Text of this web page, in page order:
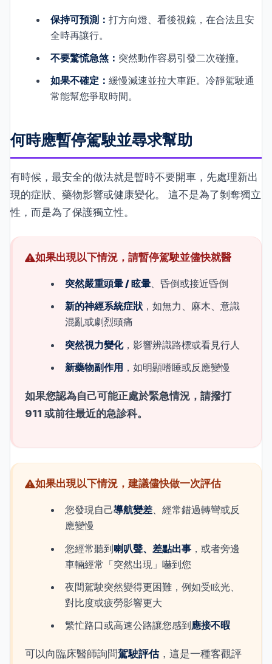
保持可預測： 打方向燈、看後視鏡，在合法且安
全時再讓行。
不要驚慌急煞： 突然動作容易引發二次碰撞。
如果不確定： 緩慢減速並拉大車距。冷靜駕駛通
常能幫您爭取時間。
何時應暫停駕駛並尋求幫助
有時候，最安全的做法就是暫時不要開車，先處理新出
現的症狀、藥物影響或健康變化。 這不是為了剝奪獨立
性，而是為了保護獨立性。
如果出現以下情況，請暫停駕駛並儘快就醫
突然嚴重頭暈 / 眩暈、昏倒或接近昏倒
新的神經系統症狀，如無力、麻木、意識
混亂或劇烈頭痛
突然視力變化，影響辨識路標或看見行人
新藥物副作用 ，如明顯嗜睡或反應變慢
如果您認為自己可能正處於緊急情況，請撥打
911 或前往最近的急診科。
如果出現以下情況，建議儘快做一次評估
您發現自己導航變差、經常錯過轉彎或反
應變慢
您經常聽到喇叭聲、差點出事，或者旁邊
車輛經常「突然出現」嚇到您
夜間駕駛突然變得更困難，例如受眩光、
對比度或疲勞影響更大
繁忙路口或高速公路讓您感到應接不暇
可以向臨床醫師詢問駕駛評估，這是一種客觀評